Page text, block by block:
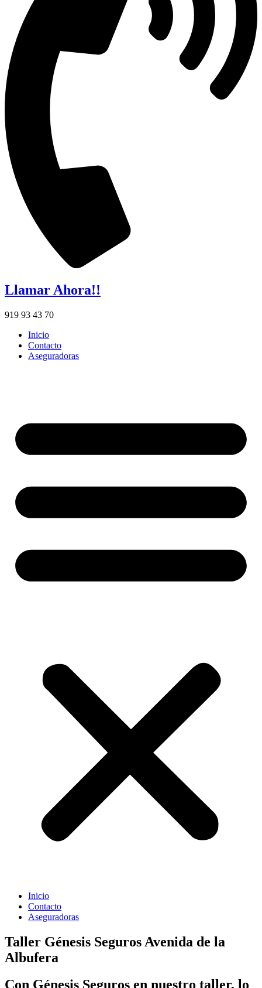
Llamar Ahora!!
919 93 43 70
Inicio
Contacto
Aseguradoras
Inicio
Contacto
Aseguradoras
Taller Génesis Seguros Avenida de la
Albufera
Con Génesis Seguros en nuestro taller, lo